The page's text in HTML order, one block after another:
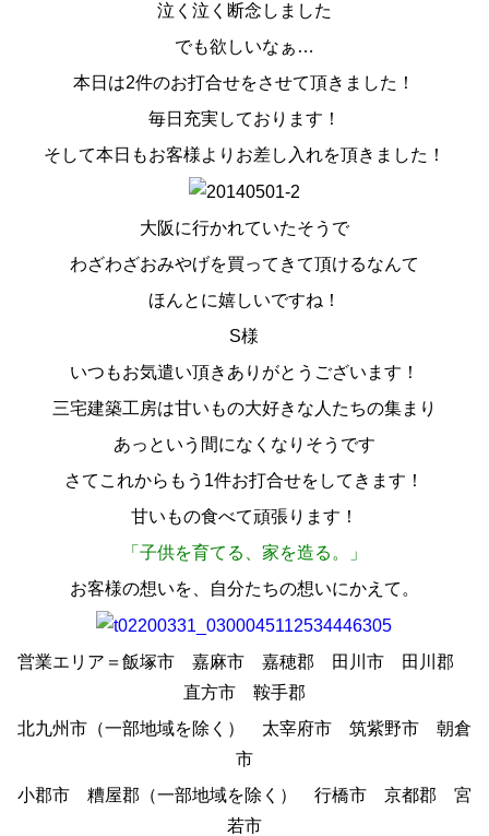
泣く泣く断念しました
でも欲しいなぁ…
本日は2件のお打合せをさせて頂きました！
毎日充実しております！
そして本日もお客様よりお差し入れを頂きました！
大阪に行かれていたそうで
わざわざおみやげを買ってきて頂けるなんて
ほんとに嬉しいですね！
S様
いつもお気遣い頂きありがとうございます！
三宅建築工房は甘いもの大好きな人たちの集まり
あっという間になくなりそうです
さてこれからもう1件お打合せをしてきます！
甘いもの食べて頑張ります！
「子供を育てる、家を造る。」
お客様の想いを、自分たちの想いにかえて。
営業エリア＝飯塚市 嘉麻市 嘉穂郡 田川市 田川郡
直方市 鞍手郡
北九州市（一部地域を除く） 太宰府市 筑紫野市 朝倉
市
小郡市 糟屋郡（一部地域を除く） 行橋市 京都郡 宮
若市